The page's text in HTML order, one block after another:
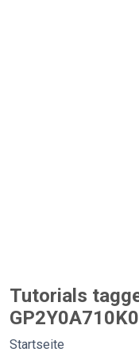
Tutorials
Startseite